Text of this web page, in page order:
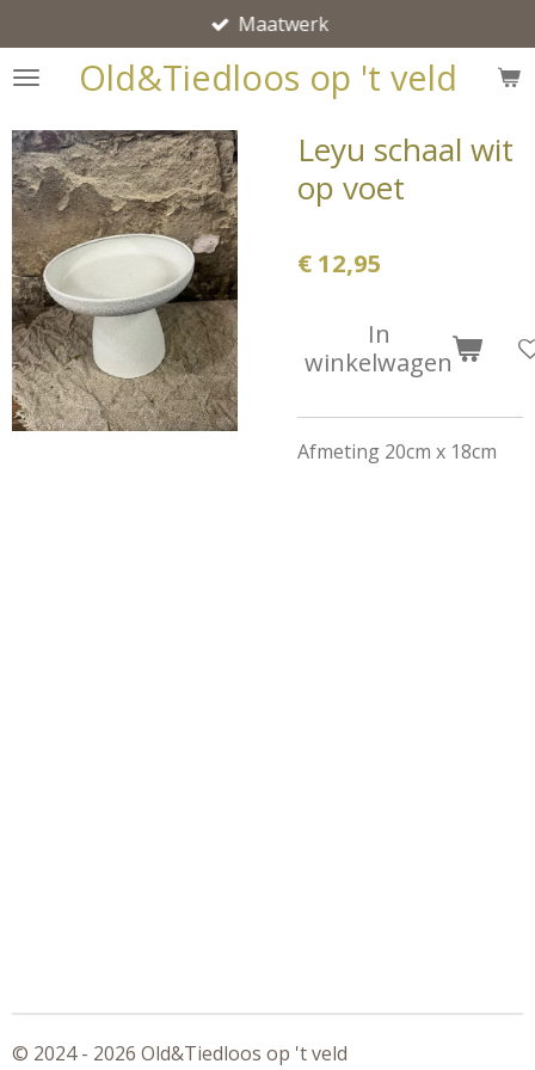
direct
naar
hoofdinhoud
Old&Tiedloos op 't veld
Maatwerk
Leyu schaal wit
op voet
€ 12,95
In
winkelwagen
Afmeting 20cm x 18cm
© 2024 - 2026 Old&Tiedloos op 't veld